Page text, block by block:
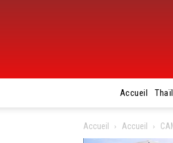
Accueil
Accueil Accueil